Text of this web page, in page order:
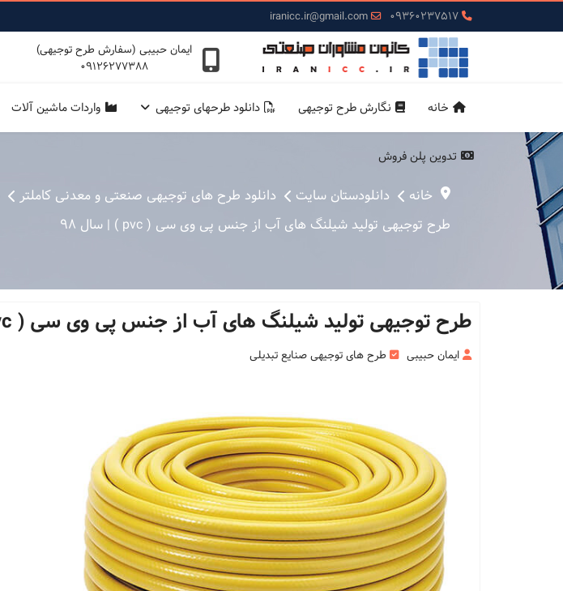
09360237517
iranicc.ir@gmail.com
ایمان حبیبی (سفارش طرح توجیهی)
09126277388
خانه نگارش طرح توجیهی دانلود طرحهای توجیهی واردات ماشین آلات
تدوین پلن فروش
خانه دانلودستان سایت دانلود طرح های توجیهی صنعتی و معدنی کاملتر
طرح توجیهی تولید شیلنگ های آب از جنس پی وی سی ( pvc ) | سال 98
طرح توجیهی تولید شیلنگ های آب از جنس پی وی سی ( pvc ) | سال 98
ایمان حبیبی طرح های توجیهی صنایع تبدیلی